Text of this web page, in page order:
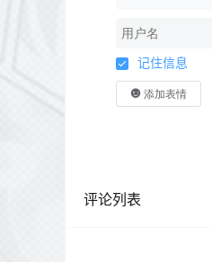
记住信息
添加表情
评论列表